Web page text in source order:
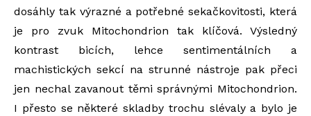
dosáhly tak výrazné a potřebné sekačkovitosti, která
je pro zvuk Mitochondrion tak klíčová. Výsledný
kontrast bicích, lehce sentimentálních a
machistických sekcí na strunné nástroje pak přeci
jen nechal zavanout těmi správnými Mitochondrion.
I přesto se některé skladby trochu slévaly a bylo je